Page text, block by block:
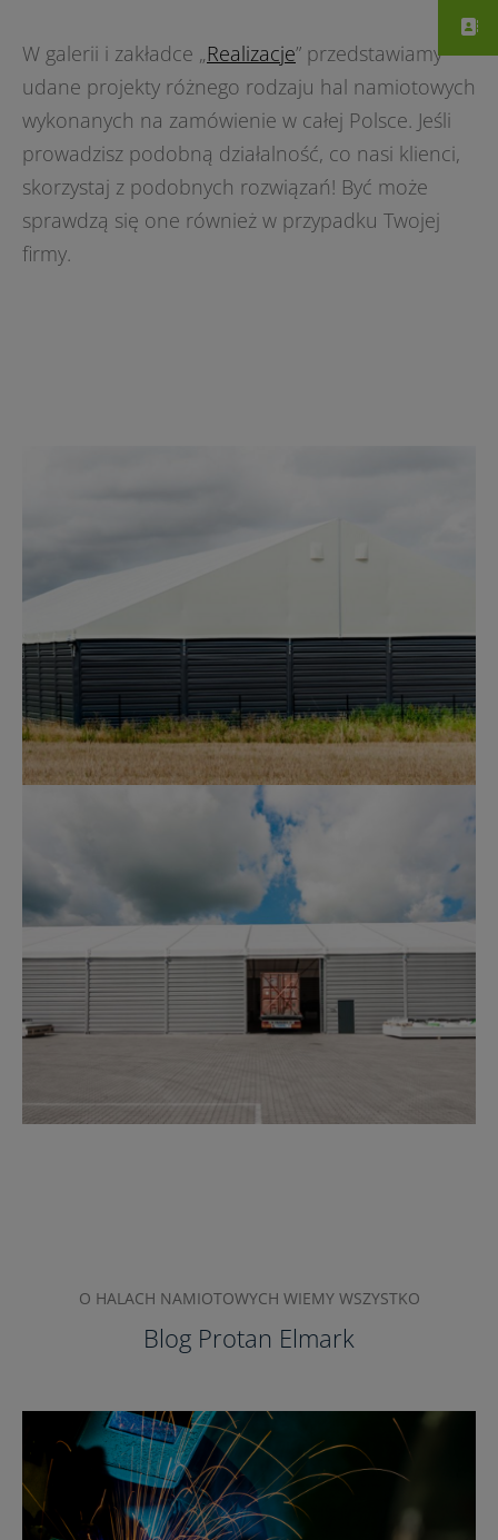
W galerii i zakładce „Realizacje” przedstawiamy
udane projekty różnego rodzaju hal namiotowych
wykonanych na zamówienie w całej Polsce. Jeśli
prowadzisz podobną działalność, co nasi klienci,
skorzystaj z podobnych rozwiązań! Być może
sprawdzą się one również w przypadku Twojej
firmy.
O HALACH NAMIOTOWYCH WIEMY WSZYSTKO
Blog Protan Elmark